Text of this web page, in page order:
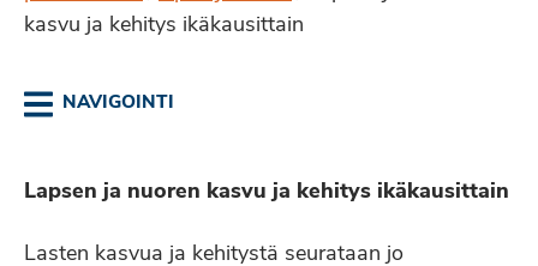
kasvu ja kehitys ikäkausittain
NAVIGOINTI
Lapsen ja nuoren kasvu ja kehitys ikäkausittain
Lasten kasvua ja kehitystä seurataan jo